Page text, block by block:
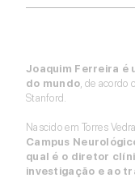
Joaquim Ferreira é
do mundo, de acordo
Stanford.
Nascido em Torres
Campus
qual é o diretor
investigação e ao